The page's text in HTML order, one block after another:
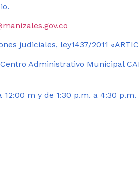
judiciales, ley1437/2011
Administrativo Municipal
12:00 m y de 1:30 p.m. a 4:30